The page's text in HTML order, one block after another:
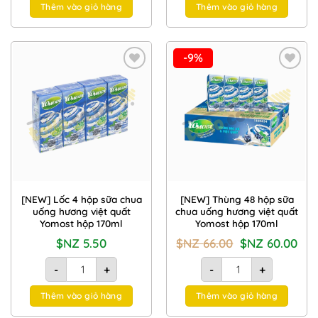
Thêm vào giỏ hàng Thêm vào giỏ hàng
Add to
Wishlist
[NEW] Lốc 4 hộp sữa chua
uống hương việt quất
Yomost hộp 170ml
$NZ 5.50
-
[NEW] Lốc 4 hộp sữa chua uống hương việt quất Yomost
+
Thêm vào giỏ hàng
-9%
Add to
Wishlist
[NEW] Thùng 48 hộp sữa
chua uống hương việt quất
Yomost hộp 170ml
$NZ66.00 Giá
gốc
là:
$NZ
66.00.
$NZ 60.00Giá
hiện
-
[NEW] Thùng 48 hộp
+
Thêm vào giỏ hàng